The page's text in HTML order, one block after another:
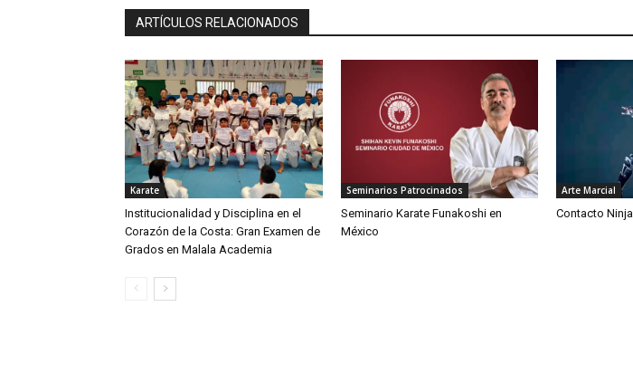
ARTÍCULOS RELACIONADOS
Karate
Institucionalidad y Disciplina en el
Corazón de la Costa: Gran Examen de
Grados en Malala Academia
Seminarios Patrocinados
Seminario Karate Funakoshi en
México
Arte Marcial
Contacto Ninja